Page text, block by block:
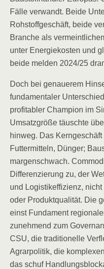
Fälle verwandt. Beide
Rohstoffgeschäft, beide
Branche als
unter Energiekosten und
beide melden 2024/25
Doch bei genauerem
fundamentaler
profitabler Champion im
Umsatzgröße täuschte
hinweg. Das
Futtermitteln, Dünger;
margenschwach.
Differenzierung zu, der
und Logistikeffizienz,
oder Produktqualität. Die
einst Fundament
zunehmend zum
CSU, die traditionelle
Agrarpolitik, die
das schuf